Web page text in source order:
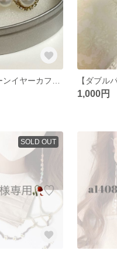
1,000円
SOLD OUT